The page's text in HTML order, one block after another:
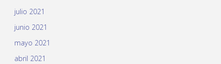
julio 2021
junio 2021
mayo 2021
abril 2021